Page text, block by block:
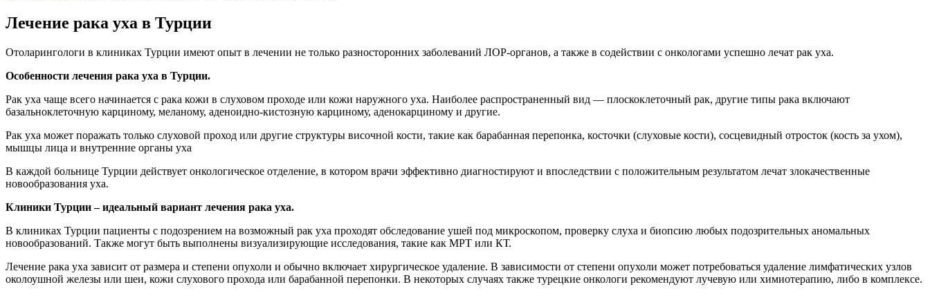
Лечение рака уха в Турции
Отоларингологи в клиниках Турции имеют опыт в лечении не только разносторонних заболеваний ЛОР-органов, а также в содействии с онкологами успешно лечат рак уха.
Особенности лечения рака уха в Турции.
Рак уха чаще всего начинается с рака кожи в слуховом проходе или кожи наружного уха. Наиболее распространенный вид — плоскоклеточный рак, другие типы рака включают
базальноклеточную карциному, меланому, аденоидно-кистозную карциному, аденокарциному и другие.
Рак уха может поражать только слуховой проход или другие структуры височной кости, такие как барабанная перепонка, косточки (слуховые кости), сосцевидный отросток (кость за ухом),
мышцы лица и внутренние органы уха
В каждой больнице Турции действует онкологическое отделение, в котором врачи эффективно диагностируют и впоследствии с положительным результатом лечат злокачественные
новообразования уха.
Клиники Турции – идеальный вариант лечения рака уха.
В клиниках Турции пациенты с подозрением на возможный рак уха проходят обследование ушей под микроскопом, проверку слуха и биопсию любых подозрительных аномальных
новообразований. Также могут быть выполнены визуализирующие исследования, такие как МРТ или КТ.
Лечение рака уха зависит от размера и степени опухоли и обычно включает хирургическое удаление. В зависимости от степени опухоли может потребоваться удаление лимфатических узлов
околоушной железы или шеи, кожи слухового прохода или барабанной перепонки. В некоторых случаях также турецкие онкологи рекомендуют лучевую или химиотерапию, либо в комплексе.